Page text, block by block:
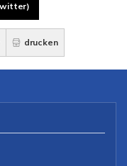
drucken